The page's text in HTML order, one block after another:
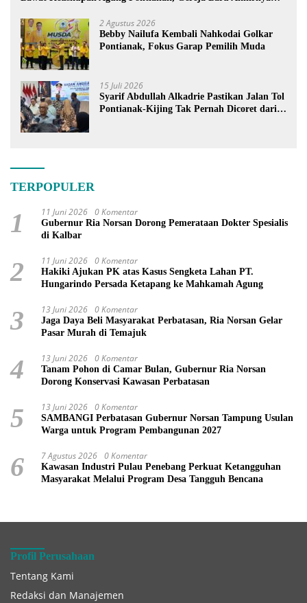
2 Agustus 2026
Bebby Nailufa Kembali Nahkodai Golkar
Pontianak, Fokus Garap Pemilih Muda
15 Juli 2026
Syarif Abdullah Alkadrie Pastikan Jalan Tol
Pontianak-Kijing Tak Pernah Dicoret dari
TERPOPULER
1 11 Juni 2026 0 Komentar
Gubernur Ria Norsan Dorong Pemerataan Dokter Spesialis
di Kalbar
2 11 Juni 2026 0 Komentar
Hakiki Ajukan PK atas Kasus Sengketa Lahan PT.
Hungarindo Persada Ketapang ke Mahkamah Agung
3 13 Juni 2026 0 Komentar
Jaga Daya Beli Masyarakat Perbatasan, Ria Norsan Gelar
Pasar Murah di Temajuk
4 13 Juni 2026 0 Komentar
Tanam Pohon di Camar Bulan, Gubernur Ria Norsan
Dorong Konservasi Kawasan Perbatasan
5 13 Juni 2026 0 Komentar
SAMBANGI Perbatasan Gubernur Norsan Tampung Usulan
Warga untuk Program Pembangunan 2027
6 7 Agustus 2026 0 Komentar
Kawasan Industri Pulau Penebang Perkuat Ketangguhan
Masyarakat Melalui Program Desa Tangguh Bencana
Profil Perusahaan
Tentang Kami
Redaksi dan Manajemen